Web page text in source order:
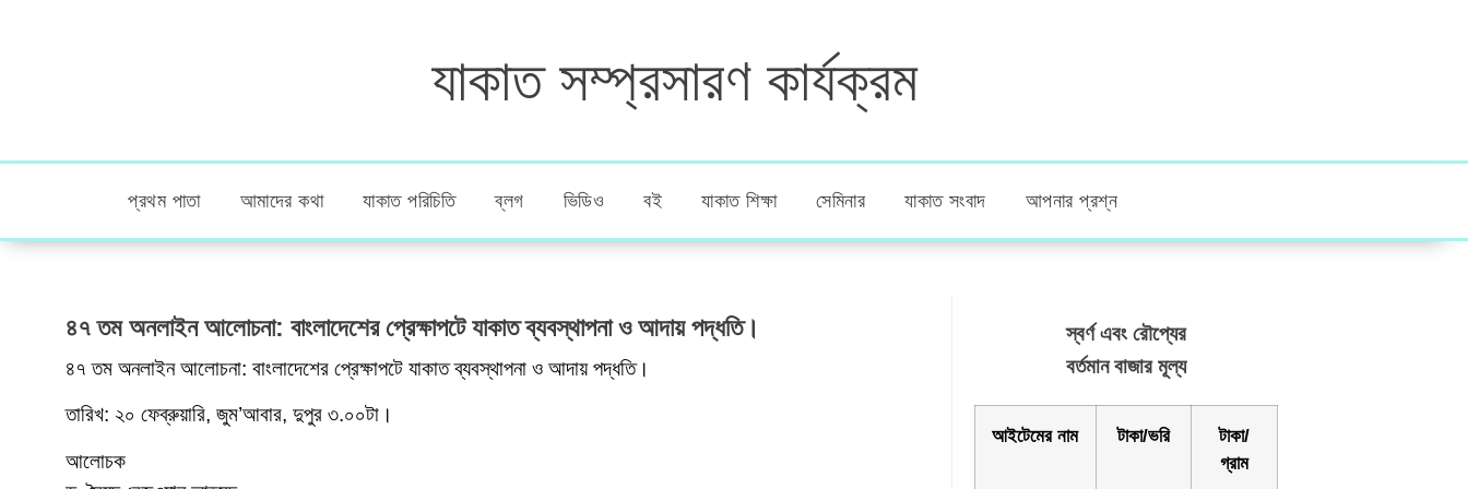
যাকাত সম্প্রসারণ কার্যক্রম
প্রথম পাতা আমাদের কথা যাকাত পরিচিতি ব্লগ ভিডিও বই যাকাত শিক্ষা সেমিনার যাকাত সংবাদ আপনার প্রশ্ন
৪৭ তম অনলাইন আলোচনা: বাংলাদেশের প্রেক্ষাপটে যাকাত ব্যবস্থাপনা ও আদায় পদ্ধতি।
৪৭ তম অনলাইন আলোচনা: বাংলাদেশের প্রেক্ষাপটে যাকাত ব্যবস্থাপনা ও আদায় পদ্ধতি।
তারিখ: ২০ ফেব্রুয়ারি, জুম’আবার, দুপুর ৩.০০টা।
আলোচক
স্বর্ণ এবং রৌপ্যের
বর্তমান বাজার মূল্য
আইটেমের নাম টাকা/ভরি
টাকা/
গ্রাম